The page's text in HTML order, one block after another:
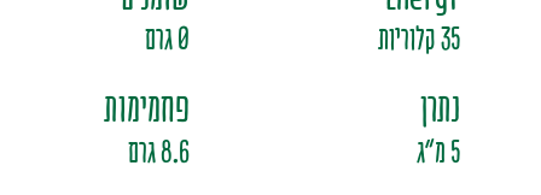
35 קלוריות 0 גרם
נתרן
5 מ"ג
פחמימות
8.6 גרם
מים בטעמי פירות סירופ